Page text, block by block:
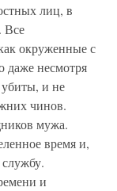
лиц, в
Все
окруженные с
даже несмотря
и не
чинов.
мужа.
время и,
и